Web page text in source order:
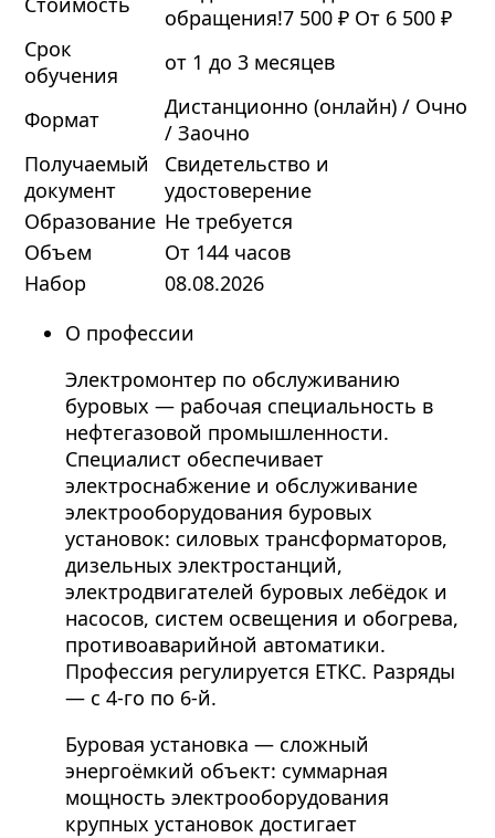
обращения!7 500 ₽ От 6 500 ₽
Срок
обучения
от 1 до 3 месяцев
Формат
Дистанционно (онлайн) / Очно
/ Заочно
Получаемый
документ
Свидетельство и
удостоверение
Образование Не требуется
Объем
От 144 часов
Набор
08.08.2026
О профессии
Электромонтер по обслуживанию
буровых — рабочая специальность в
нефтегазовой промышленности.
Специалист обеспечивает
электроснабжение и обслуживание
электрооборудования буровых
установок: силовых трансформаторов,
дизельных электростанций,
электродвигателей буровых лебёдок и
насосов, систем освещения и обогрева,
противоаварийной автоматики.
Профессия регулируется ЕТКС. Разряды
— с 4-го по 6-й.
Буровая установка — сложный
энергоёмкий объект: суммарная
мощность электрооборудования
крупных установок достигает